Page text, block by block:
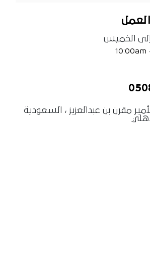
10:00am
الخميس
مقرن بن عبدالعزيز ، السعودية